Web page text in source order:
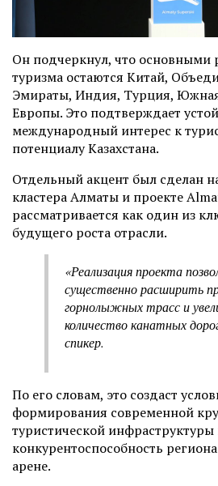
Он подчеркнул, что основными
туризма остаются Китай,
Эмираты, Индия, Турция,
Европы. Это подтверждает
международный интерес к
потенциалу Казахстана.
Отдельный акцент был сделан
кластера Алматы и проекте
рассматривается как один из
будущего роста отрасли.
«Реализация проекта
существенно расширить
горнолыжных трасс и
количество канатных
спикер.
По его словам, это создаст
формирования современной
туристической
конкурентоспособность
арене.